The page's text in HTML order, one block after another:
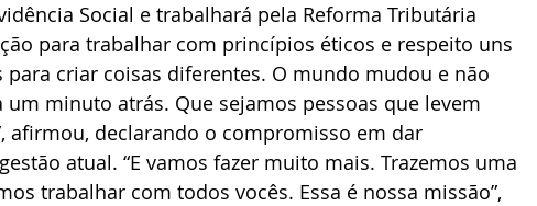
Social e trabalhará pela Reforma Tributária
para trabalhar com princípios éticos e respeito uns
criar coisas diferentes. O mundo mudou e não
minuto atrás. Que sejamos pessoas que levem
afirmou, declarando o compromisso em dar
atual. “E vamos fazer muito mais. Trazemos uma
trabalhar com todos vocês. Essa é nossa missão”,